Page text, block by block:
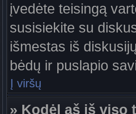
įvedėte teisingą
susisiekite su
išmestas iš
bėdų ir puslapio
Į viršų
» Kodėl aš iš